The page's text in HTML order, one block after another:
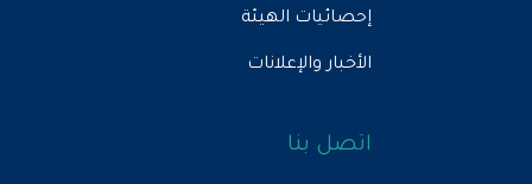
إحصائيات الهيئة
الأخبار والإعلانات
اتصل بنا